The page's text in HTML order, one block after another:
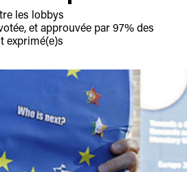
les lobbys
et approuvée par 97% des
exprimé(e)s